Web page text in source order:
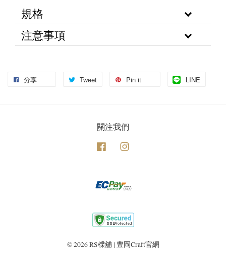
規格
注意事項
分享 Tweet Pin it LINE
關注我們
Facebook
© 2026 RS櫟舖 | 豊岡Craft官網